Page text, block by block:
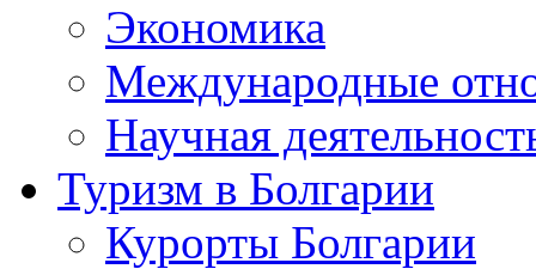
Экономика
Международные
Научная
Туризм в Болгарии
Курорты Болгарии